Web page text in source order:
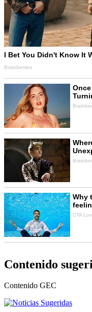
Contenido
Contenido GEC